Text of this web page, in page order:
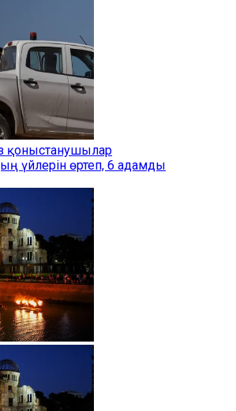
қоныстанушылар
үйлерін өртеп, 6 адамды